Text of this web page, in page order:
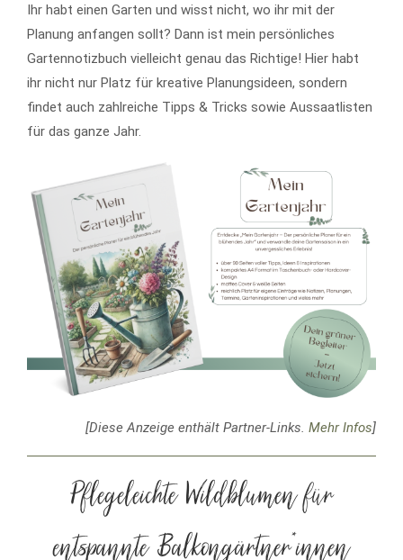
Ihr habt einen Garten und wisst nicht, wo ihr mit der
Planung anfangen sollt? Dann ist mein persönliches
Gartennotizbuch vielleicht genau das Richtige! Hier habt
ihr nicht nur Platz für kreative Planungsideen, sondern
findet auch zahlreiche Tipps & Tricks sowie Aussaatlisten
für das ganze Jahr.
[Diese Anzeige enthält Partner-Links. Mehr Infos]
Pflegeleichte Wildblumen für
entspannte Balkongärtner*innen